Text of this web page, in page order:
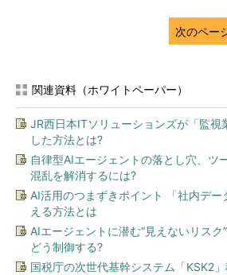
次のペー
関連資料（ホワイトペーパー）
JR西日本ITソリューションズが「監視
した方法とは?
自律型AIエージェントの落とし穴、ツ
混乱を解消するには?
AI活用のつまずきポイント 「社内デー
える方法とは
AIエージェントに潜む“見えないリス
どう制御する?
国税庁の次世代基幹システム「KSK2